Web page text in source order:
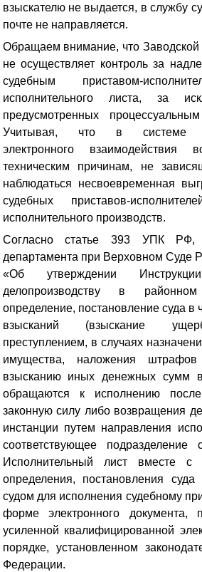
взыскателю не выдается, в службу
почте не направляется.
Обращаем внимание, что Заводской
не осуществляет контроль за
судебным приставом-
исполнительного листа, за
предусмотренных
Учитывая, что в системе
электронного
техническим причинам, не
наблюдаться несвоевременная
судебных приставов-
исполнительного производств.
Согласно статье 393 УПК РФ,
департамента при Верховном Суде
«Об утверждении
делопроизводству в
определение, постановление суда в
взысканий (взыскание
преступлением, в случаях
имущества, наложения
взысканию иных денежных сумм в
обращаются к исполнению
законную силу либо возвращения
инстанции путем направления
соответствующее подразделение
Исполнительный лист вместе с
определения, постановления суда
судом для исполнения судебному
форме электронного документа,
усиленной квалифицированной
порядке, установленном
Федерации.